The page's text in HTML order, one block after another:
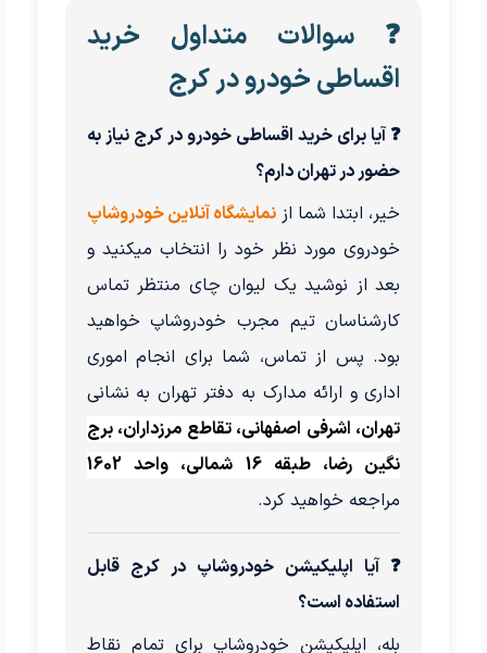
❓ سوالات متداول خرید
اقساطی خودرو در کرج
❓ آیا برای خرید اقساطی خودرو در کرج نیاز به
حضور در تهران دارم؟
خیر، ابتدا شما ازنمایشگاه آنلاین خودروشاپ
خودروی مورد نظر خود را انتخاب میکنید و
بعد از نوشید یک لیوان چای منتظر تماس
کارشناسان تیم مجرب خودروشاپ خواهید
بود. پس از تماس، شما برای انجام اموری
اداری و ارائه مدارک به دفتر تهران به نشانی
تهران، اشرفی اصفهانی، تقاطع مرزداران، برج
نگین رضا، طبقه 16 شمالی، واحد 1602
مراجعه خواهید کرد.
❓ آیا اپلیکیشن خودروشاپ در کرج قابل
استفاده است؟
بله، اپلیکیشن خودروشاپ برای تمام نقاط